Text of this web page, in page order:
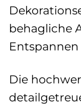
behagliche
Die